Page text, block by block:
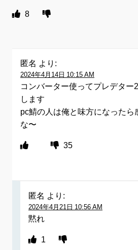
8
匿名 より:
2024年4月14日 10:15 AM
コンバーター使ってプレデター
します
pc鯖の人は俺と味方になったら
な〜
35
匿名 より:
2024年4月21日 10:56 AM
黙れ
1